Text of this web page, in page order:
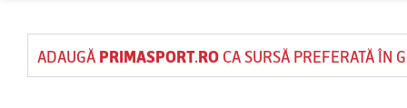
ADAUGĂ PRIMASPORT.ROCA SURSĂ PREFERATĂ ÎN